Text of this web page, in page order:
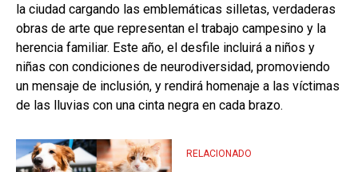
la ciudad cargando las emblemáticas silletas, verdaderas
obras de arte que representan el trabajo campesino y la
herencia familiar. Este año, el desfile incluirá a niños y
niñas con condiciones de neurodiversidad, promoviendo
un mensaje de inclusión, y rendirá homenaje a las víctimas
de las lluvias con una cinta negra en cada brazo.
RELACIONADO